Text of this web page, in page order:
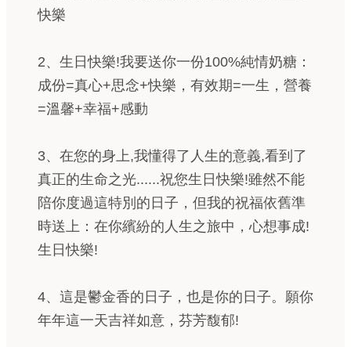
快樂
2、生日快樂!我要送你一份100%純情奶糖：
成份=真心+思念+快樂，有效期=一生，營養
=溫馨+幸福+感動
3、在您的身上,我懂得了人生的意義,看到了
真正的生命之光......祝您生日快樂!雖然不能
陪你度過這特別的日子，但我的祝福依舊準
時送上：在你繽紛的人生之旅中，心想事成!
生日快樂!
4、這是鬱金香的日子，也是你的日子。願你
年年這一天吉祥如意，芬芳馥郁!